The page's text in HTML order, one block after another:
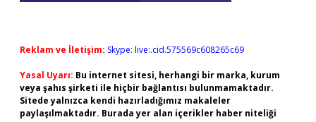
Reklam ve İletişim: Skype: live:.cid.575569c608265c69
Yasal Uyarı: Bu internet sitesi, herhangi bir marka, kurum
veya şahıs şirketi ile hiçbir bağlantısı bulunmamaktadır.
Sitede yalnızca kendi hazırladığımız makaleler
paylaşılmaktadır. Burada yer alan içerikler haber niteliği